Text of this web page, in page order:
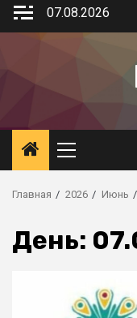
07.08.2026
Главная 2026 Июнь
День: